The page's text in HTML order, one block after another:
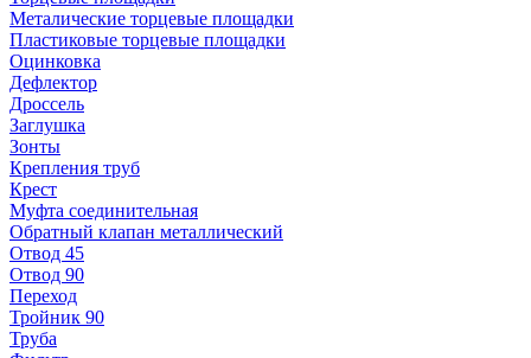
Металические торцевые площадки
Пластиковые торцевые площадки
Оцинковка
Дефлектор
Дроссель
Заглушка
Зонты
Крепления труб
Крест
Муфта соединительная
Обратный клапан металлический
Отвод 45
Отвод 90
Переход
Тройник 90
Труба